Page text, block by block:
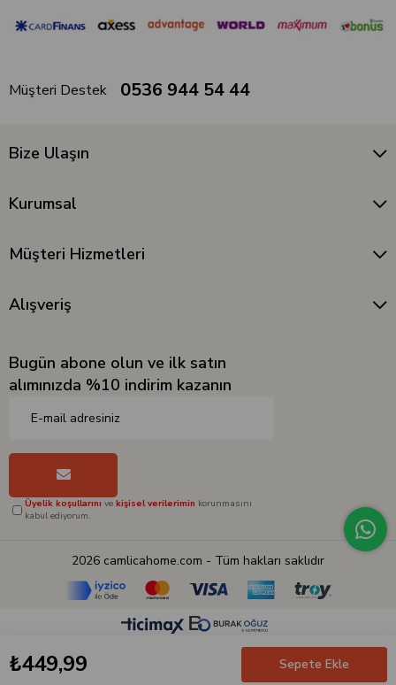
Müşteri Destek 0536 944 54 44
Bize Ulaşın
Kurumsal
Müşteri Hizmetleri
Alışveriş
Bugün abone olun ve ilk satın
alımınızda %10 indirim kazanın
Üyelik koşullarını ve kişisel verilerimin korunmasını
kabul ediyorum.
2026 camlicahome.com - Tüm hakları saklıdır
₺449,99